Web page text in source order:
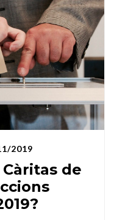
2019
de